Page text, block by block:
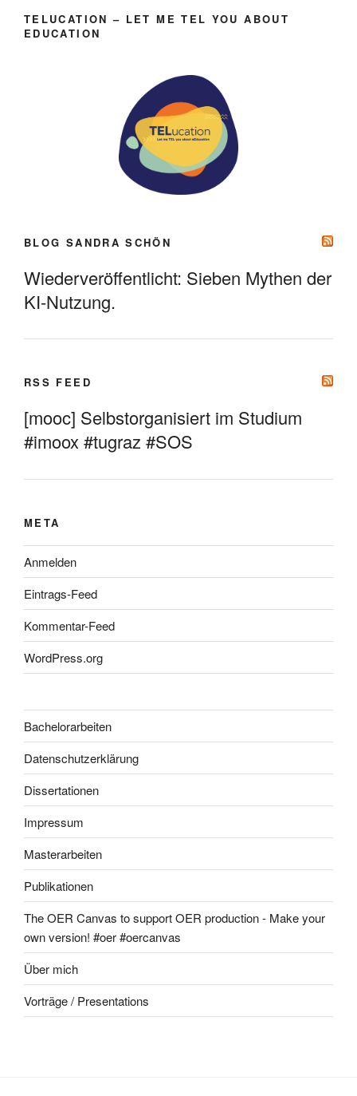
TELUCATION – LET ME TEL YOU ABOUT
EDUCATION
BLOG SANDRA SCHÖN
Wiederveröffentlicht: Sieben Mythen der
KI-Nutzung.
RSS FEED
[mooc] Selbstorganisiert im Studium
#imoox #tugraz #SOS
META
Anmelden
Eintrags-Feed
Kommentar-Feed
WordPress.org
Bachelorarbeiten
Datenschutzerklärung
Dissertationen
Impressum
Masterarbeiten
Publikationen
The OER Canvas to support OER production - Make your
own version! #oer #oercanvas
Über mich
Vorträge / Presentations